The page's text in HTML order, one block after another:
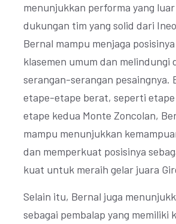
menunjukkan performa yang
dukungan tim yang solid dari
Bernal mampu menjaga
klasemen umum dan melindungi
serangan-serangan pesaingnya.
etape-etape berat, seperti etape
etape kedua Monte Zoncolan,
mampu menunjukkan
dan memperkuat posisinya
kuat untuk meraih gelar juara
Selain itu, Bernal juga
sebagai pembalap yang memiliki